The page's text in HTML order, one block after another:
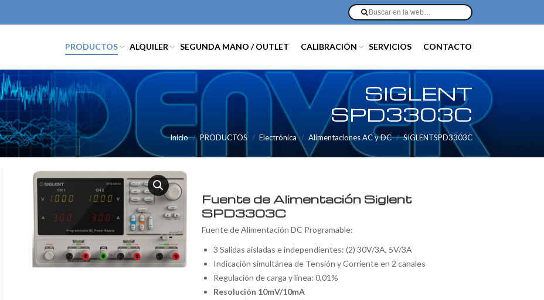
PRODUCTOS ALQUILER SEGUNDA MANO / OUTLET CALIBRACIÓN SERVICIOS CONTACTO
SIGLENT
SPD3303C
Inicio PRODUCTOS Electrónica Alimentaciones AC y DC SIGLENTSPD3303C
Fuente de Alimentación Siglent
SPD3303C
Fuente de Alimentación DC Programable:
3 Salidas aisladas e independientes: (2) 30V/3A, 5V/3A
Indicación simultánea de Tensión y Corriente en 2 canales
Regulación de carga y línea: 0,01%
Resolución 10mV/10mA